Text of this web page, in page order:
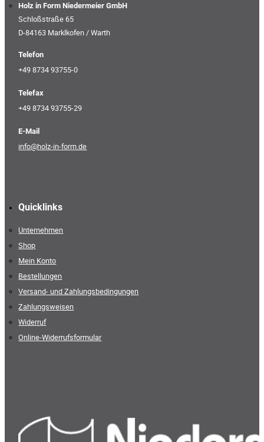
Holz in Form Niedermeier GmbH
Schloßstraße 65
D-84163 Marklkofen / Warth
Telefon
+49 8734 93755-0
Telefax
+49 8734 93755-29
E-Mail
info@holz-in-form.de
Quicklinks
Unternehmen
Shop
Mein Konto
Bestellungen
Versand- und Zahlungsbedingungen
Zahlungsweisen
Widerruf
Online-Widerrufsformular